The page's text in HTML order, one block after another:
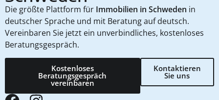
Die größte Plattform für Immobilien in Schweden in
deutscher Sprache und mit Beratung auf deutsch.
Vereinbaren Sie jetzt ein unverbindliches, kostenloses
Beratungsgespräch.
Kostenloses
Beratungsgespräch
vereinbaren
Kontaktieren
Sie uns